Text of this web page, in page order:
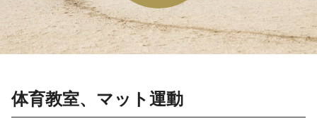
体育教室、マット運動